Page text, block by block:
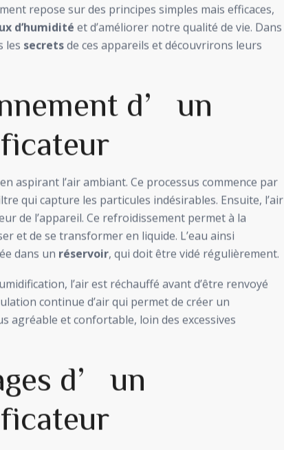
repose sur des principes simples mais efficaces,
d’humidité et d’améliorer notre qualité de vie. Dans
les secretsde ces appareils et découvrirons leurs
d’un
aspirant l’air ambiant. Ce processus commence par
qui capture les particules indésirables. Ensuite, l’air
de l’appareil. Ce refroidissement permet à la
et de se transformer en liquide. L’eau ainsi
dans un réservoir, qui doit être vidé régulièrement.
l’air est réchauffé avant d’être renvoyé
continue d’air qui permet de créer un
agréable et confortable, loin des excessives
d’un